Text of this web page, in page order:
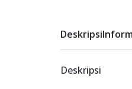
Deskripsi
Deskripsi